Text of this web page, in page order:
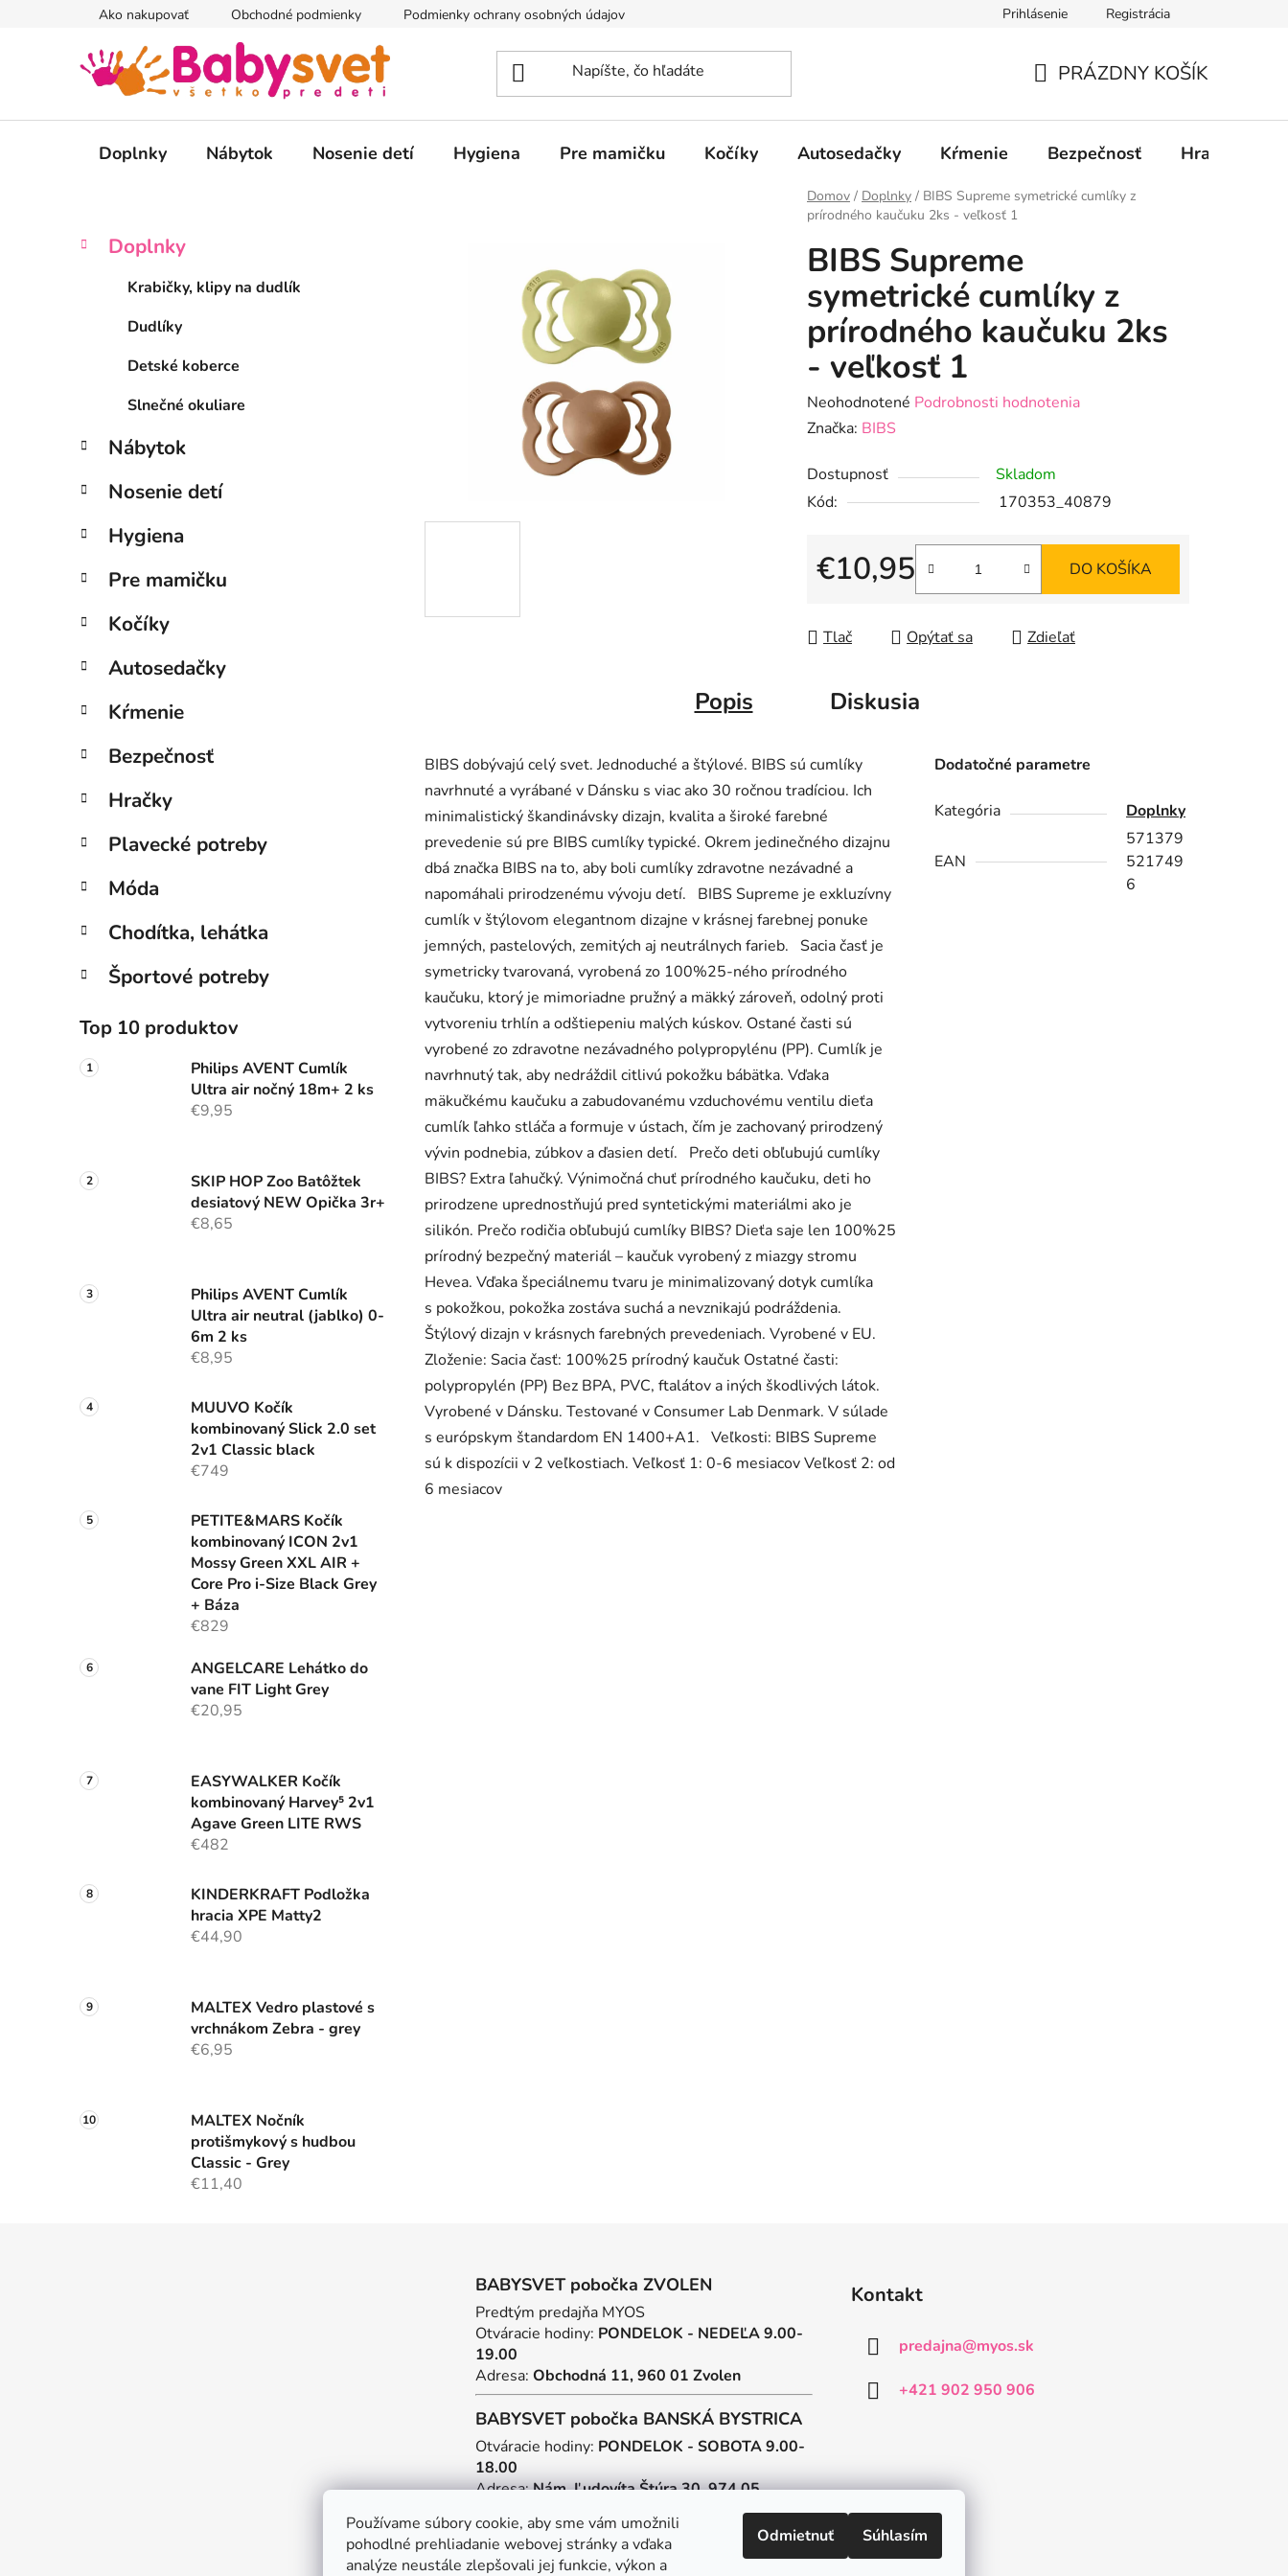
Používame súbory cookie, aby sme vám umožnili
pohodlné prehliadanie webovej stránky a vďaka
analýze neustále zlepšovali jej funkcie, výkon a
Odmietnuť Súhlasím
Ako nakupovať Obchodné podmienky Podmienky ochrany osobných údajov Prihlásenie Registrácia
KOŠÍK
PRÁZDNY KOŠÍK
Doplnky Nábytok Nosenie detí Hygiena Pre mamičku Kočíky Autosedačky Kŕmenie Bezpečnosť Hračky
Domov / Doplnky / BIBS Supreme symetrické cumlíky z
prírodného kaučuku 2ks - veľkosť 1
B
e
l
Preskočiť
kategórie
K
a
Doplnky
Krabičky, klipy na dudlík
Dudlíky
Detské koberce
Slnečné okuliare
Nábytok
Nosenie detí
Hygiena
Pre mamičku
Kočíky
Autosedačky
Kŕmenie
Bezpečnosť
Hračky
Plavecké potreby
Móda
Chodítka, lehátka
Športové potreby
Top 10 produktov
Philips AVENT Cumlík
Ultra air nočný 18m+ 2 ks
€9,95
SKIP HOP Zoo Batôžtek
desiatový NEW Opička 3r+
€8,65
Philips AVENT Cumlík
Ultra air neutral (jablko) 0-
6m 2 ks
€8,95
MUUVO Kočík
kombinovaný Slick 2.0 set
2v1 Classic black
€749
PETITE&MARS Kočík
kombinovaný ICON 2v1
Mossy Green XXL AIR +
Core Pro i-Size Black Grey
+ Báza
€829
ANGELCARE Lehátko do
vane FIT Light Grey
€20,95
EASYWALKER Kočík
kombinovaný Harvey⁵ 2v1
Agave Green LITE RWS
€482
KINDERKRAFT Podložka
hracia XPE Matty2
€44,90
MALTEX Vedro plastové s
vrchnákom Zebra - grey
€6,95
MALTEX Nočník
protišmykový s hudbou
Classic - Grey
€11,40
BIBS Supreme
symetrické cumlíky z
prírodného kaučuku 2ks
- veľkosť 1
Priemerné
hodnotenie
je
0,0
hviezdičiek.
Neohodnotené Podrobnosti hodnotenia
Značka: BIBS
Dostupnosť
Skladom
Kód:
170353_40879
€10,95
Jednotková cena:
DO KOŠÍKA
Tlač Opýtať sa Zdieľať
Popis Diskusia
BIBS dobývajú celý svet. Jednoduché a štýlové. BIBS sú cumlíky
navrhnuté a vyrábané v Dánsku s viac ako 30 ročnou tradíciou. Ich
minimalistický škandinávsky dizajn, kvalita a široké farebné
prevedenie sú pre BIBS cumlíky typické. Okrem jedinečného dizajnu
dbá značka BIBS na to, aby boli cumlíky zdravotne nezávadné a
napomáhali prirodzenému vývoju detí. BIBS Supreme je exkluzívny
cumlík v štýlovom elegantnom dizajne v krásnej farebnej ponuke
jemných, pastelových, zemitých aj neutrálnych farieb. Sacia časť je
symetricky tvarovaná, vyrobená zo 100%25-ného prírodného
kaučuku, ktorý je mimoriadne pružný a mäkký zároveň, odolný proti
vytvoreniu trhlín a odštiepeniu malých kúskov. Ostané časti sú
vyrobené zo zdravotne nezávadného polypropylénu (PP). Cumlík je
navrhnutý tak, aby nedráždil citlivú pokožku bábätka. Vďaka
mäkučkému kaučuku a zabudovanému vzduchovému ventilu dieťa
cumlík ľahko stláča a formuje v ústach, čím je zachovaný prirodzený
vývin podnebia, zúbkov a ďasien detí. Prečo deti obľubujú cumlíky
BIBS? Extra ľahučký. Výnimočná chuť prírodného kaučuku, deti ho
prirodzene uprednostňujú pred syntetickými materiálmi ako je
silikón. Prečo rodičia obľubujú cumlíky BIBS? Dieťa saje len 100%25
prírodný bezpečný materiál – kaučuk vyrobený z miazgy stromu
Hevea. Vďaka špeciálnemu tvaru je minimalizovaný dotyk cumlíka
s pokožkou, pokožka zostáva suchá a nevznikajú podráždenia.
Štýlový dizajn v krásnych farebných prevedeniach. Vyrobené v EU.
Zloženie: Sacia časť: 100%25 prírodný kaučuk Ostatné časti:
polypropylén (PP) Bez BPA, PVC, ftalátov a iných škodlivých látok.
Vyrobené v Dánsku. Testované v Consumer Lab Denmark. V súlade
s európskym štandardom EN 1400+A1. Veľkosti: BIBS Supreme
sú k dispozícii v 2 veľkostiach. Veľkosť 1: 0-6 mesiacov Veľkosť 2: od
6 mesiacov
Dodatočné parametre
Kategória Doplnky
EAN
571379
521749
6
BABYSVET pobočka ZVOLEN
Predtým predajňa MYOS
Otváracie hodiny: PONDELOK - NEDEĽA 9.00-
19.00
Adresa: Obchodná 11, 960 01 Zvolen
BABYSVET pobočka BANSKÁ BYSTRICA
Otváracie hodiny: PONDELOK - SOBOTA 9.00-
18.00
Adresa:Nám. Ľudovíta Štúra 30, 974 05
Tvorba webstránokaSEO
Kontakt
predajna@myos.sk
+421 902 950 906